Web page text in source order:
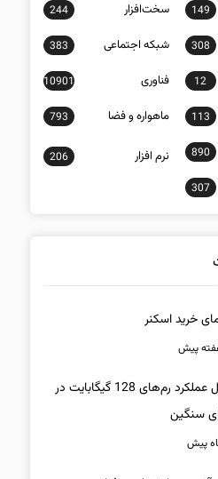
149 سخت‌افزار 244
308 شبكه اجتماعی 383
12 فناوری 10901
113 ماهواره و فضا 793
890 نرم افزار 206
307
خرید اسکنر
تحلیل عملکرد رم‌های 128 گیگابایت در
سنگین